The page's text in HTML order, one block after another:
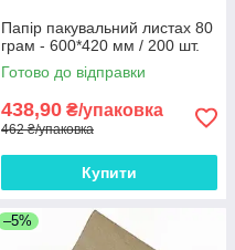
Папір пакувальний листах 80
грам - 600*420 мм / 200 шт.
Готово до відправки
438,90 ₴/упаковка
462 ₴/упаковка
Купити
–5%